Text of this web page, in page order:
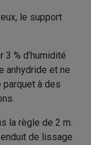
le support
% d’humidité
anhydride et ne
à des
la règle de 2 m.
de lissage